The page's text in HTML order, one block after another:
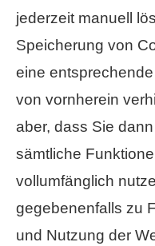
jederzeit manuell
Speicherung von
eine
von vornherein
aber, dass Sie
sämtliche
vollumfänglich
gegebenenfalls zu
und Nutzung der